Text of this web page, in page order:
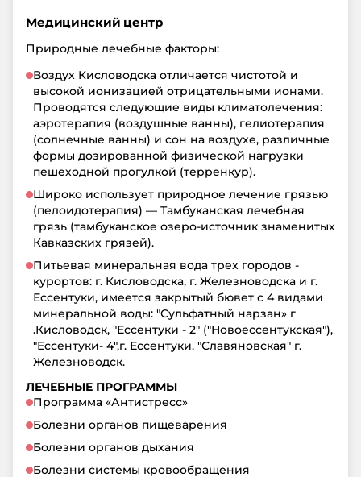
Медицинский центр
Природные лечебные факторы:
Воздух Кисловодска отличается чистотой и
высокой ионизацией отрицательными ионами.
Проводятся следующие виды климатолечения:
аэротерапия (воздушные ванны), гелиотерапия
(солнечные ванны) и сон на воздухе, различные
формы дозированной физической нагрузки
пешеходной прогулкой (терренкур).
Широко использует природное лечение грязью
(пелоидотерапия) — Тамбуканская лечебная
грязь (тамбуканское озеро-источник знаменитых
Кавказских грязей).
Питьевая минеральная вода трех городов -
курортов: г. Кисловодска, г. Железноводска и г.
Ессентуки, имеется закрытый бювет с 4 видами
минеральной воды: "Сульфатный нарзан» г
.Кисловодск, "Ессентуки - 2" ("Новоессентукская"),
"Ессентуки- 4",г. Ессентуки. "Славяновская" г.
Железноводск.
ЛЕЧЕБНЫЕ ПРОГРАММЫ
Программа «Антистресс»
Болезни органов пищеварения
Болезни органов дыхания
Болезни системы кровообращения